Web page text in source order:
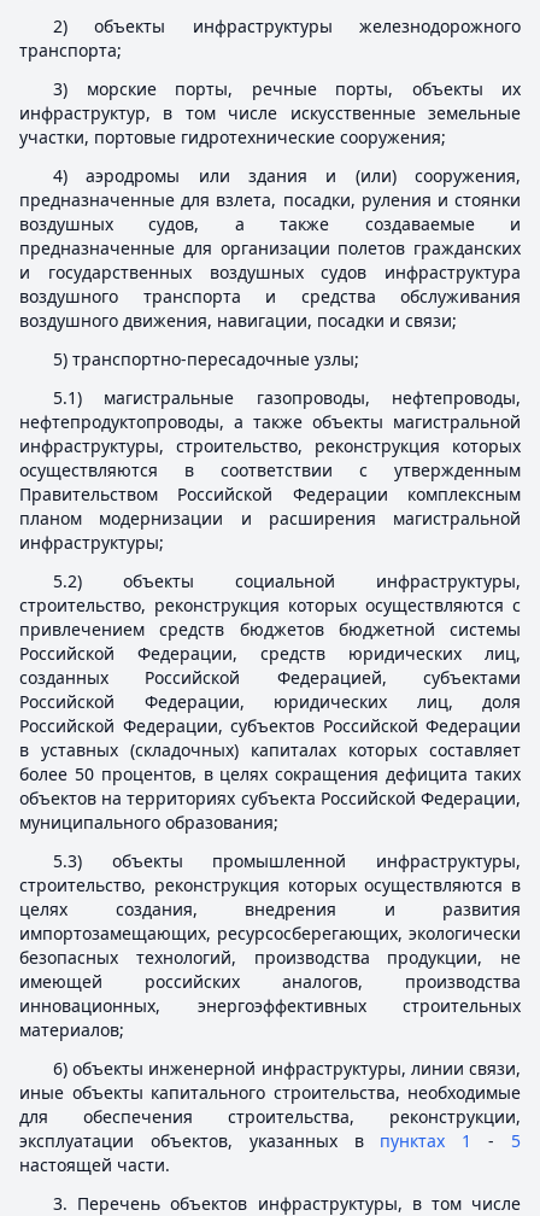
2) объекты инфраструктуры железнодорожного
транспорта;
3) морские порты, речные порты, объекты их
инфраструктур, в том числе искусственные земельные
участки, портовые гидротехнические сооружения;
4) аэродромы или здания и (или) сооружения,
предназначенные для взлета, посадки, руления и стоянки
воздушных судов, а также создаваемые и
предназначенные для организации полетов гражданских
и государственных воздушных судов инфраструктура
воздушного транспорта и средства обслуживания
воздушного движения, навигации, посадки и связи;
5) транспортно-пересадочные узлы;
5.1) магистральные газопроводы, нефтепроводы,
нефтепродуктопроводы, а также объекты магистральной
инфраструктуры, строительство, реконструкция которых
осуществляются в соответствии с утвержденным
Правительством Российской Федерации комплексным
планом модернизации и расширения магистральной
инфраструктуры;
5.2) объекты социальной инфраструктуры,
строительство, реконструкция которых осуществляются с
привлечением средств бюджетов бюджетной системы
Российской Федерации, средств юридических лиц,
созданных Российской Федерацией, субъектами
Российской Федерации, юридических лиц, доля
Российской Федерации, субъектов Российской Федерации
в уставных (складочных) капиталах которых составляет
более 50 процентов, в целях сокращения дефицита таких
объектов на территориях субъекта Российской Федерации,
муниципального образования;
5.3) объекты промышленной инфраструктуры,
строительство, реконструкция которых осуществляются в
целях создания, внедрения и развития
импортозамещающих, ресурсосберегающих, экологически
безопасных технологий, производства продукции, не
имеющей российских аналогов, производства
инновационных, энергоэффективных строительных
материалов;
6) объекты инженерной инфраструктуры, линии связи,
иные объекты капитального строительства, необходимые
для обеспечения строительства, реконструкции,
эксплуатации объектов, указанных в пунктах 1 - 5
настоящей части.
3. Перечень объектов инфраструктуры, в том числе